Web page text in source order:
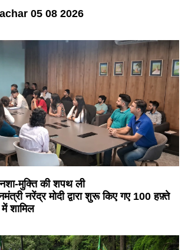
05 08 2026
मुक्ति की शपथ ली
नरेंद्र मोदी द्वारा शुरू किए गए 100 हफ़्ते
शामिल